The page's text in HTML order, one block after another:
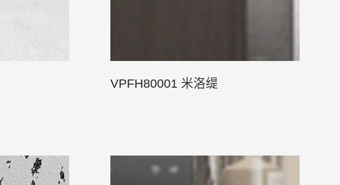
VPFH80001 米洛缇